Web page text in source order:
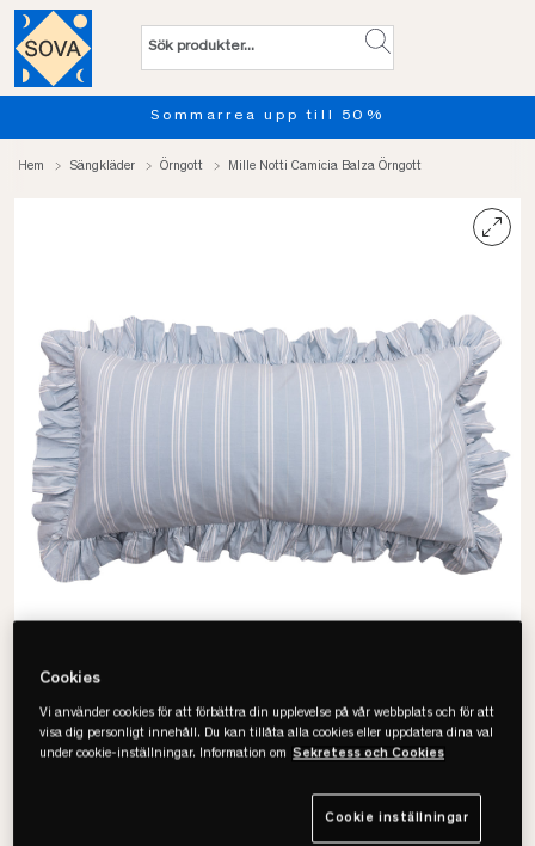
Sommarrea upp till 50%
Hem Sängkläder Örngott Mille Notti Camicia Balza Örngott
Cookies
Vi använder cookies för att förbättra din upplevelse på vår webbplats och för att
visa dig personligt innehåll. Du kan tillåta alla cookies eller uppdatera dina val
under cookie-inställningar. Information om Sekretess och Cookies
Cookie inställningar